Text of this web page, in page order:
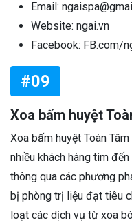
Email:
Website: ngai.vn
Facebook: FB.com/
#09
Xoa bấm huyệt
Xoa bấm huyệt Toàn
nhiều khách hàng tìm
thông qua các phương
bị phòng trị liệu đạt tiêu
loạt các dịch vụ từ xoa